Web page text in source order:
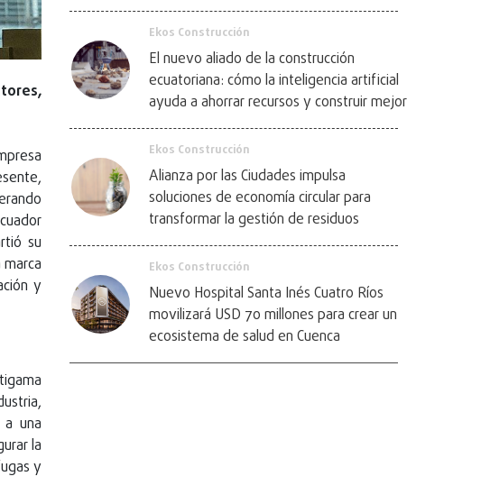
su
y
una
la
y
Ekos Construcción
El nuevo aliado de la construcción
ecuatoriana: cómo la inteligencia artificial
ayuda a ahorrar recursos y construir mejor
Ekos Construcción
Alianza por las Ciudades impulsa
soluciones de economía circular para
transformar la gestión de residuos
Ekos Construcción
Nuevo Hospital Santa Inés Cuatro Ríos
movilizará USD 70 millones para crear un
ecosistema de salud en Cuenca